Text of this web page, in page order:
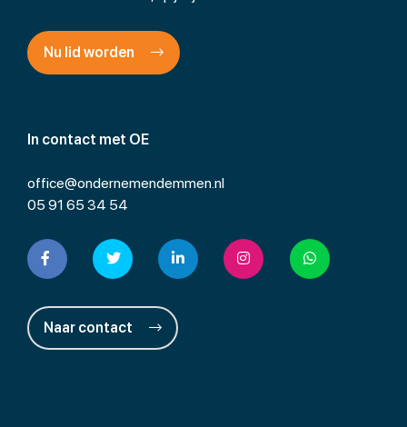
In contact met OE
office@ondernemendemmen.nl
05 91 65 34 54
Naar contact
Nu lid worden